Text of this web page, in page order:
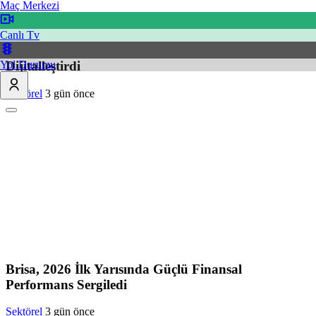
Maç Merkezi
Canlı Tv
Yol Durumu
Aksigorta Video Ekspertiz ile Hasar Süreçlerini
Dijitalleştirdi
Sektörel 3 gün önce
Brisa, 2026 İlk Yarısında Güçlü Finansal
Performans Sergiledi
Sektörel 3 gün önce